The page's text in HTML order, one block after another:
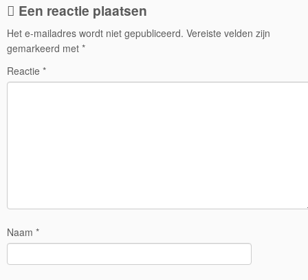
Een reactie plaatsen
Het e-mailadres wordt niet gepubliceerd. Vereiste velden zijn
gemarkeerd met *
Reactie *
Naam *